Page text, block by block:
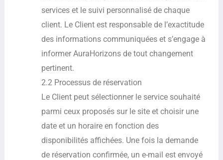
services et le suivi personnalisé de chaque
client. Le Client est responsable de l’exactitude
des informations communiquées et s’engage à
informer AuraHorizons de tout changement
pertinent.
2.2 Processus de réservation
Le Client peut sélectionner le service souhaité
parmi ceux proposés sur le site et choisir une
date et un horaire en fonction des
disponibilités affichées. Une fois la demande
de réservation confirmée, un e-mail est envoyé